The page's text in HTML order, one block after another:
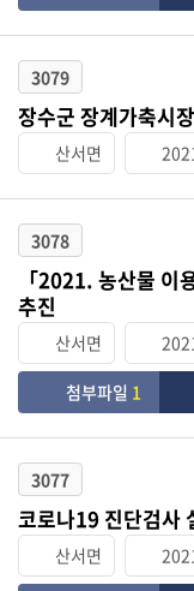
3079
장수군 장계가축시
산서면
3078
「2021. 농산물 이
추진
산서면
첨부파일 1
3077
코로나19 진단검사
산서면